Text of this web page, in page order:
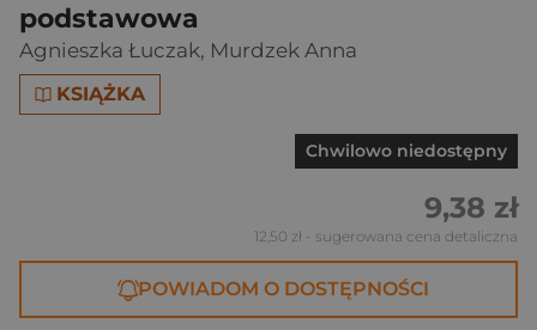
podstawowa
Agnieszka Łuczak, Murdzek Anna
KSIĄŻKA
Chwilowo niedostępny
9,38 zł
12,50 zł - sugerowana cena detaliczna
POWIADOM O DOSTĘPNOŚCI